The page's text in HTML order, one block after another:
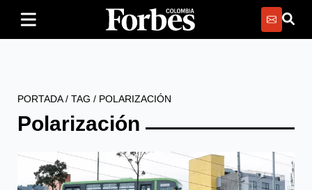
PORTADA/ TAG / POLARIZACIÓN
Polarización